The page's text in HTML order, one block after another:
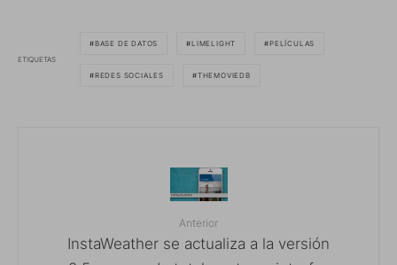
ETIQUETAS
BASE DE DATOS LIMELIGHT PELÍCULAS
REDES SOCIALES THEMOVIEDB
Anterior
InstaWeather se actualiza a la versión